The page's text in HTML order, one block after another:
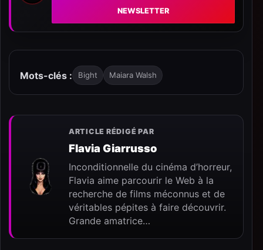
NEWSLETTER
Mots-clés : Bight Maiara Walsh
ARTICLE RÉDIGÉ PAR
Flavia Giarrusso
Inconditionnelle du cinéma d’horreur,
Flavia aime parcourir le Web à la
recherche de films méconnus et de
véritables pépites à faire découvrir.
Grande amatrice…